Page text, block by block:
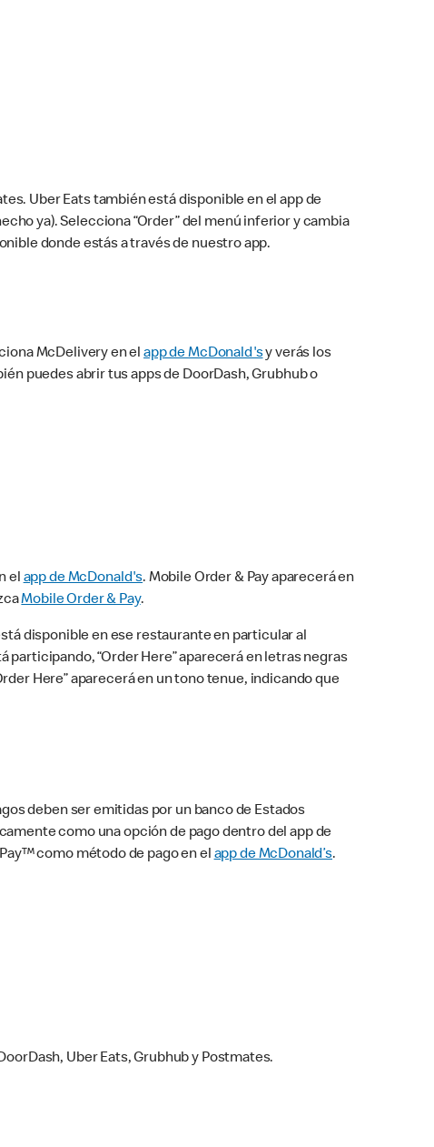
Uber Eats también está disponible en el app de
ya). Selecciona “Order” del menú inferior y cambia
donde estás a través de nuestro app.
McDelivery en elapp de McDonald'sy verás los
puedes abrir tus apps de DoorDash, Grubhub o
elapp de McDonald's. Mobile Order & Pay aparecerá en
Mobile Order & Pay.
disponible en ese restaurante en particular al
“Order Here” aparecerá en letras negras
Here” aparecerá en un tono tenue, indicando que
deben ser emitidas por un banco de Estados
como una opción de pago dentro del app de
como método de pago en elapp de McDonald’s.
Uber Eats, Grubhub y Postmates.